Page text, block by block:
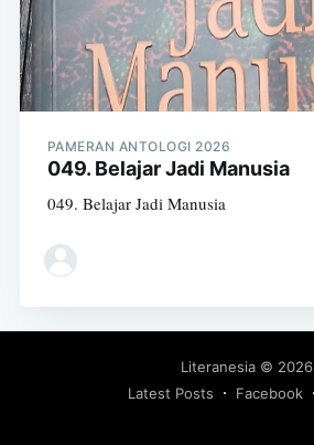
PAMERAN ANTOLOGI 2026
049. Belajar Jadi Manusia
049. Belajar Jadi Manusia
Literanesia © 2026
Latest Posts
Facebook